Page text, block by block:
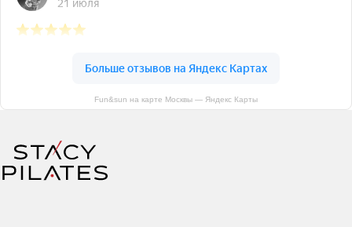
Fun&sun на карте Москвы — Яндекс Карты